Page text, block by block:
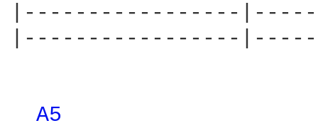
|-----------------
|-----------------
A5